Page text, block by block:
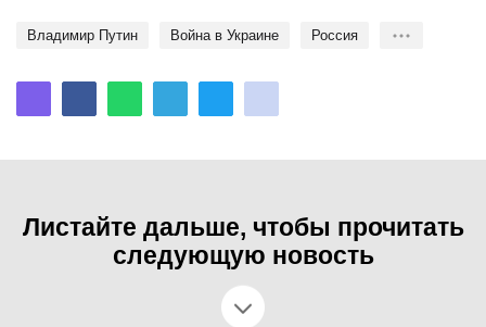
Владимир Путин Война в Украине Россия
Листайте дальше, чтобы прочитать
следующую новость